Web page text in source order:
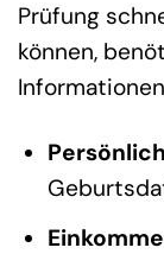
Prüfung
können,